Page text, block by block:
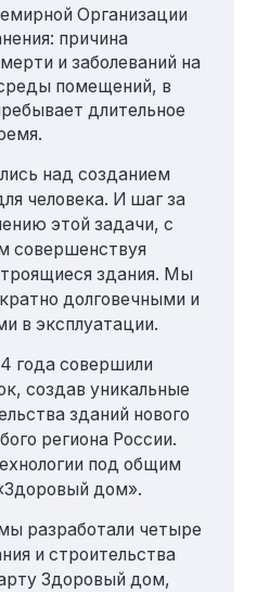
Организации
причина
и заболеваний на
помещений, в
длительное
над созданием
человека. И шаг за
этой задачи, с
совершенствуя
здания. Мы
долговечными и
в эксплуатации.
года совершили
создав уникальные
зданий нового
региона России.
под общим
дом».
разработали четыре
и строительства
Здоровый дом,